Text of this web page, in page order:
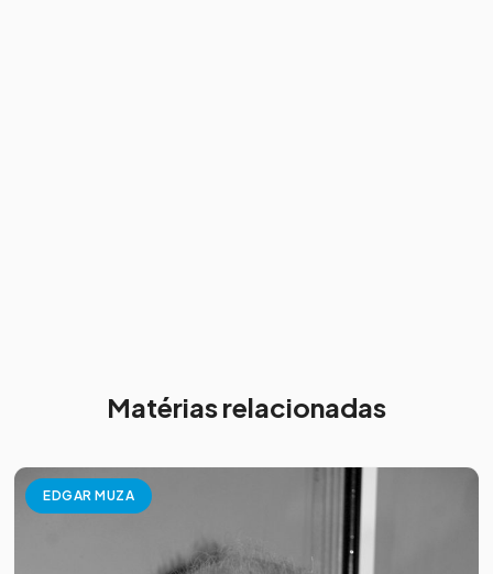
Matérias relacionadas
EDGAR MUZA